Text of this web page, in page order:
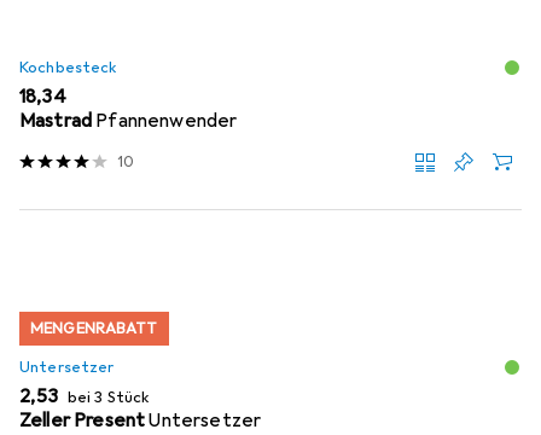
Kochbesteck
EUR
18,34
Mastrad Pfannenwender
10
MENGENRABATT
Untersetzer
EUR
2,53 bei 3 Stück
Zeller PresentUntersetzer